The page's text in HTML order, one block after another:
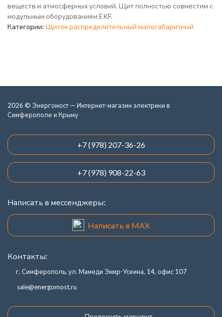
веществ и атмосферных условий. Щит полностью совместим с
модульным оборудованием EKF.
Категории: Щиток распределительный малогабаритный
2026 © Энергомост — Интернет-магазин электрики в
Симферополе и Крыму
+7 (978) 207-36-26
+7 (978) 908-22-63
Написать в мессенджеры:
Написать в MAX
Контакты:
г. Симферополь, ул. Мамеди Эмир-Усеина, 14, офис 107
sale@energomost.ru